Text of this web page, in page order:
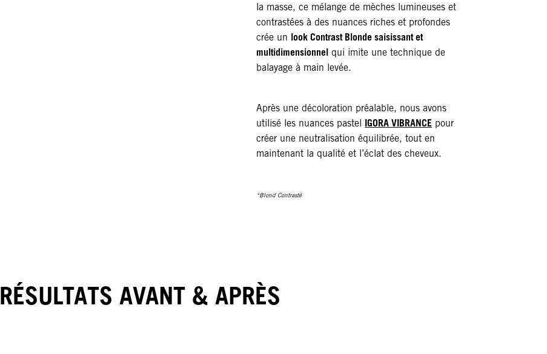
la masse, ce mélange de mèches lumineuses et
contrastées à des nuances riches et profondes
crée un look Contrast Blonde saisissant et
multidimensionnel qui imite une technique de
balayage à main levée.
Après une décoloration préalable, nous avons
utilisé les nuances pastel IGORA VIBRANCE pour
créer une neutralisation équilibrée, tout en
maintenant la qualité et l’éclat des cheveux.
*Blond Contrasté
RÉSULTATS AVANT & APRÈS